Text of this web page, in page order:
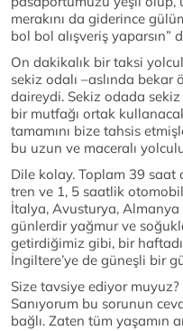
merakını da giderince
bol bol alışveriş yaparsın”
On dakikalık bir taksi
sekiz odalı –aslında bekar
daireydi. Sekiz odada
bir mutfağı ortak
tamamını bize tahsis
bu uzun ve maceralı
Dile kolay. Toplam 39 saat
tren ve 1, 5 saatlik
İtalya, Avusturya, Almanya
günlerdir yağmur ve
getirdiğimiz gibi, bir
İngiltere’ye de güneşli bir
Size tavsiye ediyor
Sanıyorum bu sorunun
bağlı. Zaten tüm yaşamın